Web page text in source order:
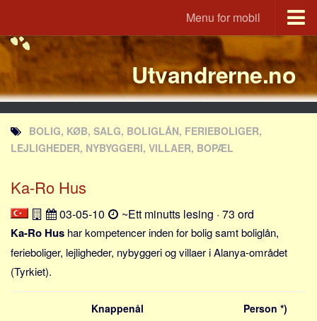
Menu for mobil
Utvandrerne.no
Udvandrerne.dk
Utvandrerne.no
Utvandrarna.se
Tyskland.dk
Rusland.dk
JLKM.dk
Land
Tyrkia
Spania
Utvandrerne.no
BOLIG, KØB, SALG, BOLIGLÅN, FERIEBOLIGER,
LEJLIGHEDER, NYBYGGERI, VILLAER, BOPÆL
Ka-Ro Hus
03-05-10 ~Ett minutts lesing · 73 ord
Ka-Ro Hus har kompetencer inden for bolig samt boliglån,
ferieboliger, lejligheder, nybyggeri og villaer i Alanya-området
(Tyrkiet).
Knappenål Person *)